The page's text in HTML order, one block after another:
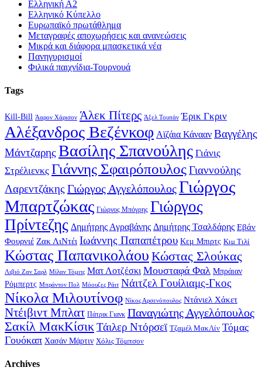
Ελληνική Α2
Ελληνικό Κύπελλο
Ευρωπαϊκό πρωτάθλημα
Μεταγραφές αποχωρήσεις και ανανεώσεις
Μικρά και διάφορα μπασκετικά νέα
Πανηγυρισμοί
Φιλικά παιχνίδια-Τουρνουά
Tags
Kill-Bill Άαρον Χάρισον Άλεκ Πίτερς Άξελ Τουπάν Έρικ Γκριν
Αλέξανδρος Βεζένκοφ Αϊζάια Κάνααν Βαγγέλης
Μάντζαρης Βασίλης Σπανούλης Γιάνις
Στρέλιενκς Γιάννης ΣφαιρόπουλοςΓιαννούλης
Λαρεντζάκης Γιώργος ΑγγελόπουλοςΓιώργος
Μπαρτζώκας Γιώργος Μπόγρης Γιώργος
Πρίντεζης Δημήτρης Αγραβάνης Δημήτρης Τσαλδάρης Εβάν
Φουρνιέ Ζακ ΛιΝτέι Ιωάννης Παπαπέτρου Κεμ Μπιρτς Κιμ Τιλί
Κώστας Παπανικολάου Κώστας Σλούκας
Λιβιό Ζαν Σαρλ Μίλαν Τόμιτς Ματ Λοτζέσκι Μουσταφά Φαλ Μπράιαν
Ρόμπερτς Μπράντον Πολ Μόουζες Ράιτ Νάιτζελ Γουίλιαμς-Γκος
Νίκολα Μιλουτίνοφ Νίκος Αρσενόπουλος Ντάνιελ Χάκετ
Ντέιβιντ Μπλατ Πάτρικ Γιανκ Παναγιώτης Αγγελόπουλος
Σακίλ ΜακΚίσικΤάιλερ Ντόρσεϊ Τζαμέλ ΜακΛίν Τόμας
Γουόκαπ Χασάν Μάρτιν Χόλις Τόμπσον
Archives